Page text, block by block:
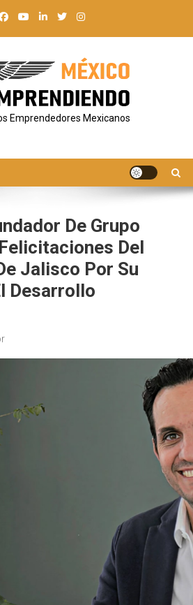
Emprendedores Mexicanos
De Grupo
Del
Jalisco Por Su
Desarrollo